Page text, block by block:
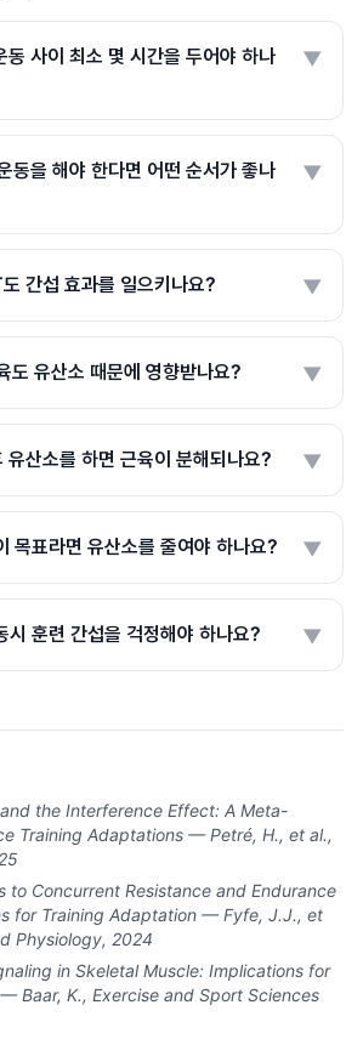
동 사이 최소 몇 시간을 두어야 하나
▼
동을 해야 한다면 어떤 순서가 좋나
▼
간섭 효과를 일으키나요? ▼
도 유산소 때문에 영향받나요? ▼
유산소를 하면 근육이 분해되나요? ▼
목표라면 유산소를 줄여야 하나요? ▼
시 훈련 간섭을 걱정해야 하나요? ▼
the Interference Effect: A Meta-
Training Adaptations — Petré, H., et al.,
to Concurrent Resistance and Endurance
for Training Adaptation — Fyfe, J.J., et
Physiology, 2024
in Skeletal Muscle: Implications for
Baar, K., Exercise and Sport Sciences